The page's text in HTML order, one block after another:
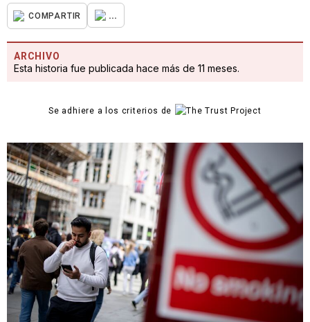
COMPARTIR ...
ARCHIVO
Esta historia fue publicada hace más de 11 meses.
Se adhiere a los criterios de